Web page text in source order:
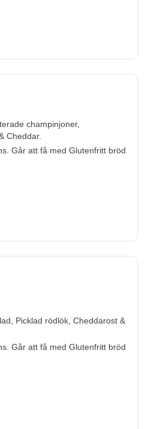
champinjoner,
Cheddar.
Går att få med Glutenfritt bröd
Picklad rödlök, Cheddarost &
Går att få med Glutenfritt bröd